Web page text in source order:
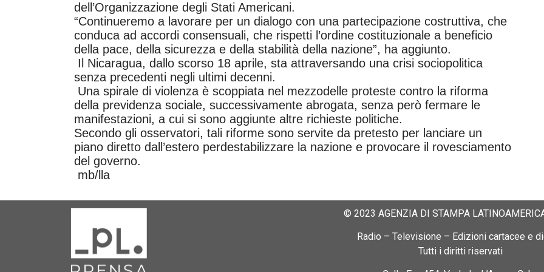
dell’Organizzazione degli Stati Americani.
“Continueremo a lavorare per un dialogo con una partecipazione costruttiva, che
conduca ad accordi consensuali, che rispetti l’ordine costituzionale a beneficio
della pace, della sicurezza e della stabilità della nazione”, ha aggiunto.
Il Nicaragua, dallo scorso 18 aprile, sta attraversando una crisi sociopolitica
senza precedenti negli ultimi decenni.
Una spirale di violenza è scoppiata nel mezzodelle proteste contro la riforma
della previdenza sociale, successivamente abrogata, senza però fermare le
manifestazioni, a cui si sono aggiunte altre richieste politiche.
Secondo gli osservatori, tali riforme sono servite da pretesto per lanciare un
piano diretto dall’estero perdestabilizzare la nazione e provocare il rovesciamento
del governo.
mb/lla
© 2023 AGENZIA DI STAMPA
Radio – Televisione – Edizioni cartacee e
Tutti i diritti riservati